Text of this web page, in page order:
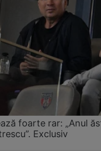
foarte rar: „Anul
Exclusiv